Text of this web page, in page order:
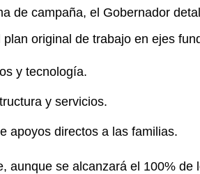
de campaña, el Gobernador
original de trabajo en ejes
y tecnología.
y servicios.
apoyos directos a las familias.
aunque se alcanzará el 100% de